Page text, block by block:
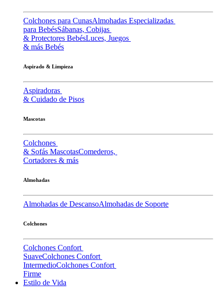
Colchones para CunasAlmohadas Especializadas
para BebésSábanas, Cobijas
& Protectores BebésLuces, Juegos
& más Bebés
Aspirado & Limpieza
Aspiradoras
& Cuidado de Pisos
Mascotas
Colchones
& Sofás MascotasComederos,
Cortadores & más
Almohadas
Almohadas de DescansoAlmohadas de Soporte
Colchones
Colchones Confort
SuaveColchones Confort
IntermedioColchones Confort
Firme
Estilo de Vida